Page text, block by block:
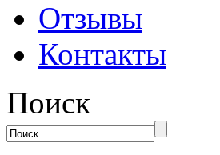
Отзывы
Контакты
Поиск